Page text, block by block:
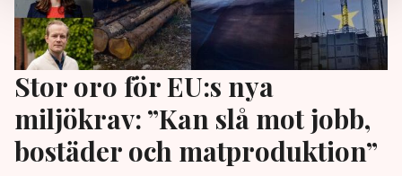
Stor oro för EU:s nya
miljökrav: ”Kan slå mot jobb,
bostäder och matproduktion”